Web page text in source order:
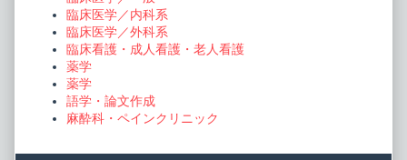
臨床医学／内科系
臨床医学／外科系
臨床看護・成人看護・老人看護
薬学
薬学
語学・論文作成
麻酔科・ペインクリニック